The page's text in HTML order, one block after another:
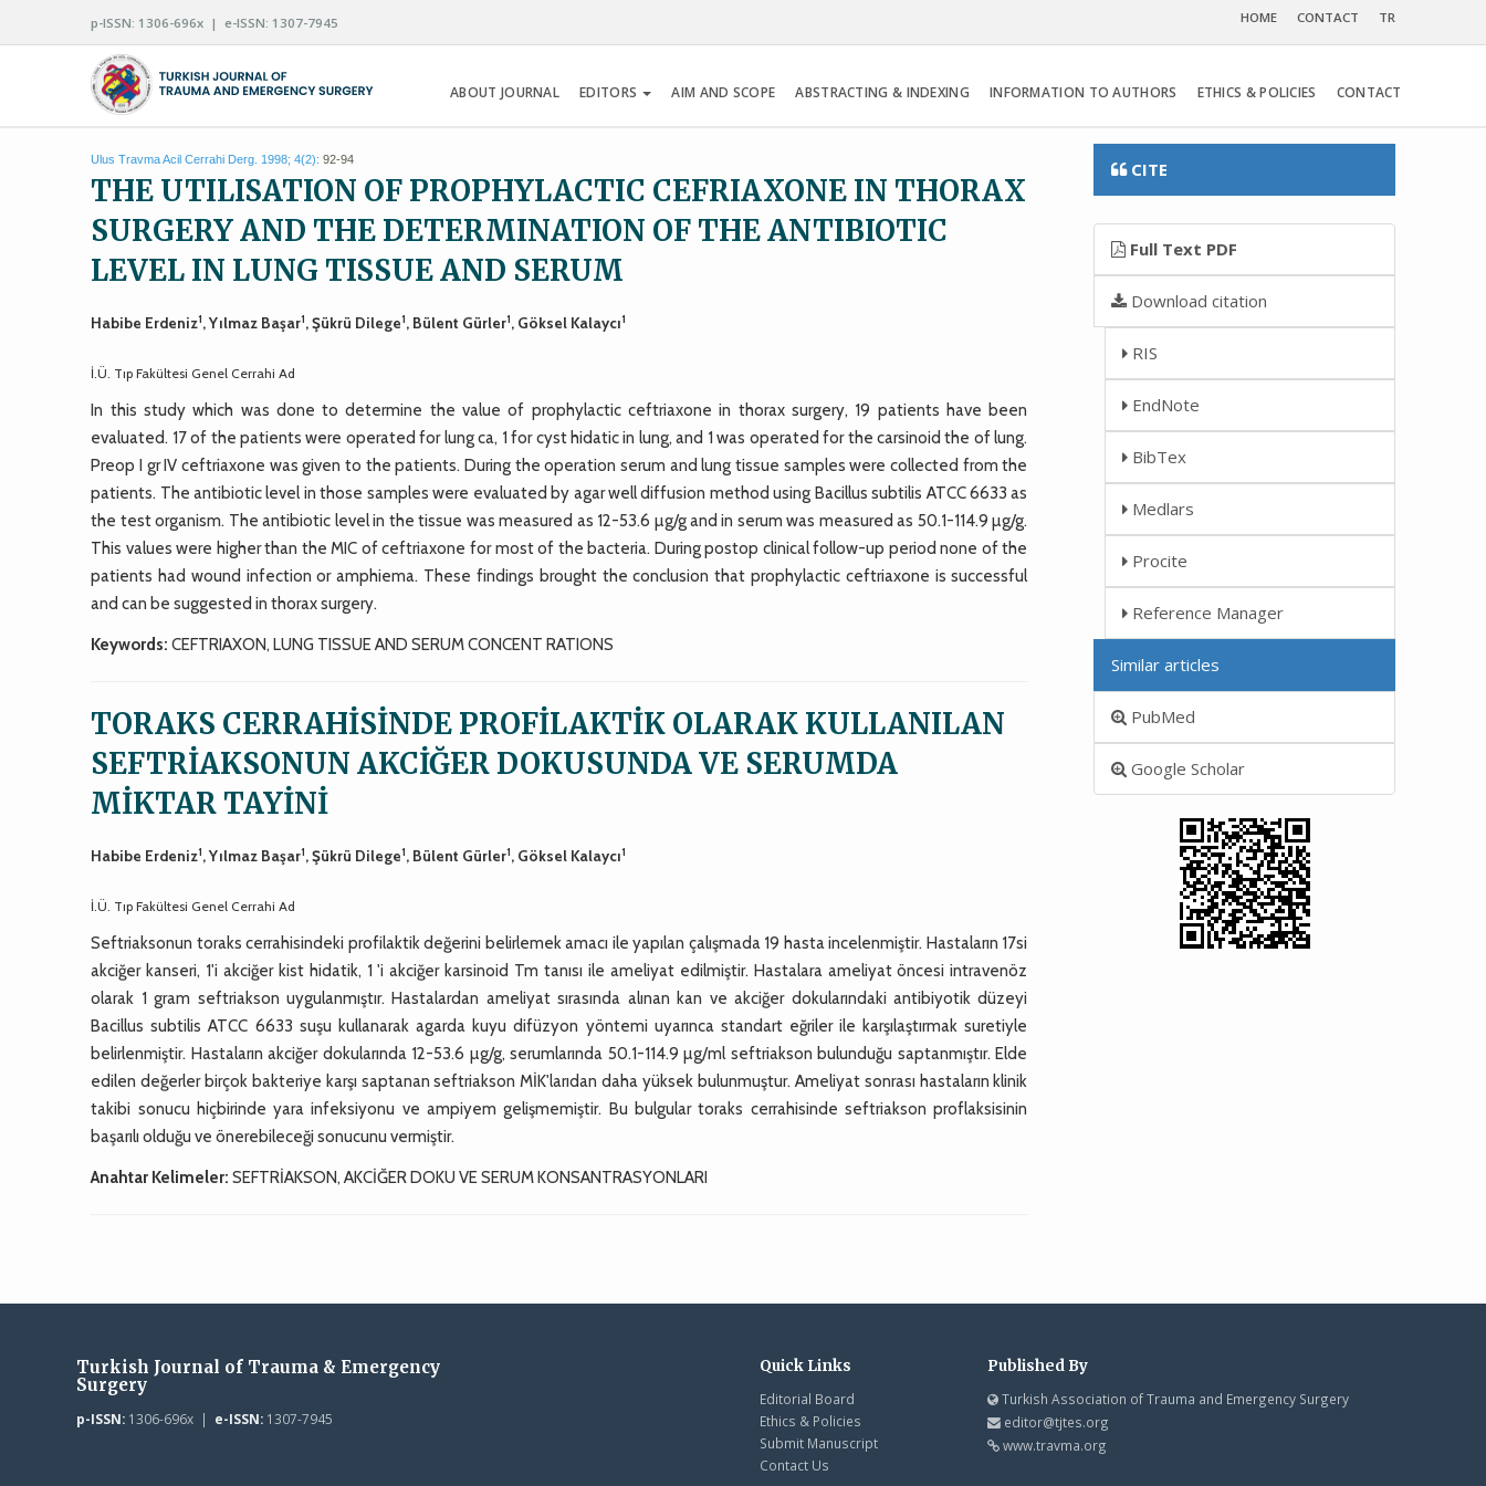
p-ISSN: 1306-696x | e-ISSN: 1307-7945 HOME CONTACT TR
ABOUT JOURNAL EDITORS AIM AND SCOPE ABSTRACTING & INDEXING INFORMATION TO AUTHORS ETHICS & POLICIES CONTACT
Ulus Travma Acil Cerrahi Derg. 1998; 4(2): 92-94
THE UTILISATION OF PROPHYLACTIC CEFRIAXONE IN THORAX
SURGERY AND THE DETERMINATION OF THE ANTIBIOTIC
LEVEL IN LUNG TISSUE AND SERUM
Habibe Erdeniz1, Yılmaz Başar1, Şükrü Dilege1, Bülent Gürler1, Göksel Kalaycı1
İ.Ü. Tıp Fakültesi Genel Cerrahi Ad
In this study which was done to determine the value of prophylactic ceftriaxone in thorax surgery, 19 patients have been
evaluated. 17 of the patients were operated for lung ca, 1 for cyst hidatic in lung, and 1 was operated for the carsinoid the of lung.
Preop I gr IV ceftriaxone was given to the patients. During the operation serum and lung tissue samples were collected from the
patients. The antibiotic level in those samples were evaluated by agar well diffusion method using Bacillus subtilis ATCC 6633 as
the test organism. The antibiotic level in the tissue was measured as 12-53.6 µg/g and in serum was measured as 50.1-114.9 µg/g.
This values were higher than the MIC of ceftriaxone for most of the bacteria. During postop clinical follow-up period none of the
patients had wound infection or amphiema. These findings brought the conclusion that prophylactic ceftriaxone is successful
and can be suggested in thorax surgery.
Keywords: CEFTRIAXON, LUNG TISSUE AND SERUM CONCENT RATIONS
TORAKS CERRAHİSİNDE PROFİLAKTİK OLARAK KULLANILAN
SEFTRİAKSONUN AKCİĞER DOKUSUNDA VE SERUMDA
MİKTAR TAYİNİ
Habibe Erdeniz1, Yılmaz Başar1, Şükrü Dilege1, Bülent Gürler1, Göksel Kalaycı1
İ.Ü. Tıp Fakültesi Genel Cerrahi Ad
Seftriaksonun toraks cerrahisindeki profilaktik değerini belirlemek amacı ile yapılan çalışmada 19 hasta incelenmiştir. Hastaların 17si
akciğer kanseri, 1'i akciğer kist hidatik, 1 'i akciğer karsinoid Tm tanısı ile ameliyat edilmiştir. Hastalara ameliyat öncesi intravenöz
olarak 1 gram seftriakson uygulanmıştır. Hastalardan ameliyat sırasında alınan kan ve akciğer dokularındaki antibiyotik düzeyi
Bacillus subtilis ATCC 6633 suşu kullanarak agarda kuyu difüzyon yöntemi uyarınca standart eğriler ile karşılaştırmak suretiyle
belirlenmiştir. Hastaların akciğer dokularında 12-53.6 µg/g, serumlarında 50.1-114.9 µg/ml seftriakson bulunduğu saptanmıştır. Elde
edilen değerler birçok bakteriye karşı saptanan seftriakson MİK'larıdan daha yüksek bulunmuştur. Ameliyat sonrası hastaların klinik
takibi sonucu hiçbirinde yara infeksiyonu ve ampiyem gelişmemiştir. Bu bulgular toraks cerrahisinde seftriakson proflaksisinin
başarılı olduğu ve önerebileceği sonucunu vermiştir.
Anahtar Kelimeler: SEFTRİAKSON, AKCİĞER DOKU VE SERUM KONSANTRASYONLARI
CITE
Full Text PDF
Download citation
RIS
EndNote
BibTex
Medlars
Procite
Reference Manager
Similar articles
PubMed
Google Scholar
Turkish Journal of Trauma & Emergency
Surgery
p-ISSN:1306-696x | e-ISSN:1307-7945
Quick Links
Editorial Board
Ethics & Policies
Submit Manuscript
Contact Us
Published By
Turkish Association of Trauma and Emergency Surgery
editor@tjtes.org
www.travma.org